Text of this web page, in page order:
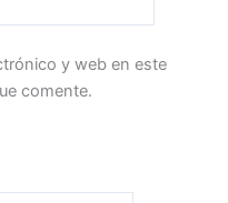
y web en este
comente.